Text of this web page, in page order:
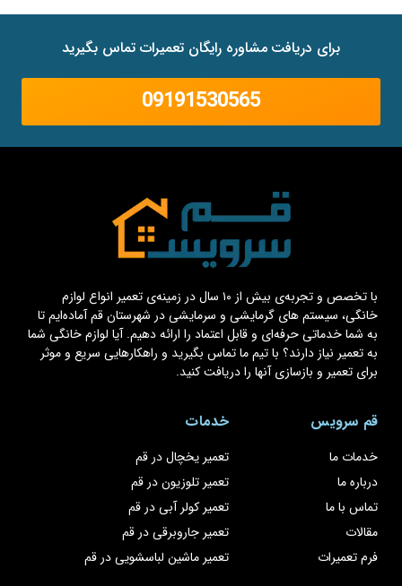
برای دریافت مشاوره رایگان تعمیرات تماس بگیرید
09191530565
با تخصص و تجربه‌ی بیش از ۱۰ سال در زمینه‌ی تعمیر انواع لوازم
خانگی، سیستم های گرمایشی و سرمایشی در شهرستان قم آماده‌ایم تا
به شما خدماتی حرفه‌ای و قابل اعتماد را ارائه دهیم. آیا لوازم خانگی شما
به تعمیر نیاز دارند؟ با تیم ما تماس بگیرید و راهکارهایی سریع و موثر
برای تعمیر و بازسازی آنها را دریافت کنید.
قم سرویس
خدمات ما
درباره ما
تماس با ما
مقالات
فرم تعمیرات
خدمات
تعمیر یخچال در قم
تعمیر تلوزیون در قم
تعمیر کولر آبی در قم
تعمیر جاروبرقی در قم
تعمیر ماشین لباسشویی در قم